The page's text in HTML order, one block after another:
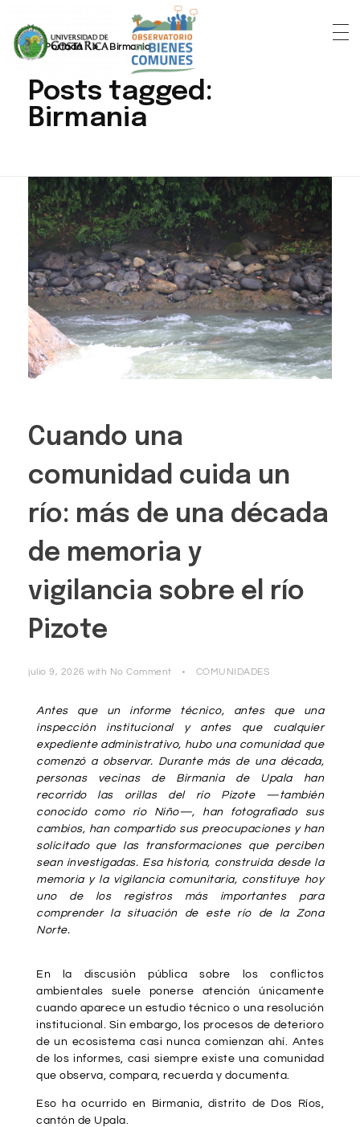
Portada » Birmania
Posts tagged:
Birmania
Cuando una
comunidad cuida un
río: más de una década
de memoria y
vigilancia sobre el río
Pizote
julio 9, 2026 with No Comment COMUNIDADES
Antes que un informe técnico, antes que una
inspección institucional y antes que cualquier
expediente administrativo, hubo una comunidad que
comenzó a observar. Durante más de una década,
personas vecinas de Birmania de Upala han
recorrido las orillas del río Pizote —también
conocido como río Niño—, han fotografiado sus
cambios, han compartido sus preocupaciones y han
solicitado que las transformaciones que perciben
sean investigadas. Esa historia, construida desde la
memoria y la vigilancia comunitaria, constituye hoy
uno de los registros más importantes para
comprender la situación de este río de la Zona
Norte.
En la discusión pública sobre los conflictos
ambientales suele ponerse atención únicamente
cuando aparece un estudio técnico o una resolución
institucional. Sin embargo, los procesos de deterioro
de un ecosistema casi nunca comienzan ahí. Antes
de los informes, casi siempre existe una comunidad
que observa, compara, recuerda y documenta.
Eso ha ocurrido en Birmania, distrito de Dos Ríos,
cantón de Upala.